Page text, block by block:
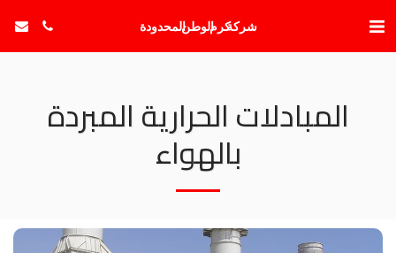
شركة كرم الوطن المحدودة
المبادلات الحرارية المبردة
بالهواء